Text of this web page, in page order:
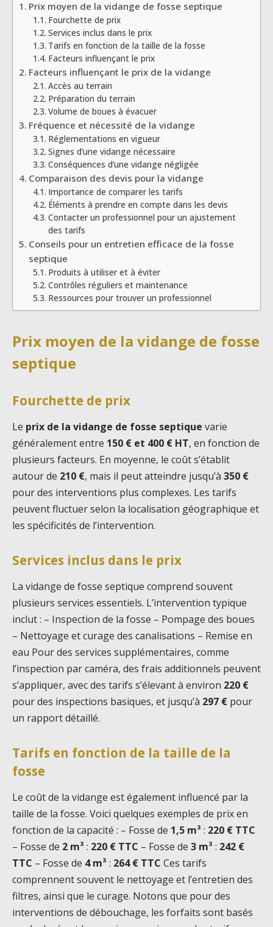
Prix moyen de la vidange de fosse septique
Fourchette de prix
Services inclus dans le prix
Tarifs en fonction de la taille de la fosse
Facteurs influençant le prix
Facteurs influençant le prix de la vidange
Accès au terrain
Préparation du terrain
Volume de boues à évacuer
Fréquence et nécessité de la vidange
Réglementations en vigueur
Signes d’une vidange nécessaire
Conséquences d’une vidange négligée
Comparaison des devis pour la vidange
Importance de comparer les tarifs
Éléments à prendre en compte dans les devis
Contacter un professionnel pour un ajustement
des tarifs
Conseils pour un entretien efficace de la fosse
septique
Produits à utiliser et à éviter
Contrôles réguliers et maintenance
Ressources pour trouver un professionnel
Prix moyen de la vidange de fosse
septique
Fourchette de prix
Le prix de la vidange de fosse septique varie
généralement entre 150 € et 400 € HT, en fonction de
plusieurs facteurs. En moyenne, le coût s’établit
autour de 210 €, mais il peut atteindre jusqu’à 350 €
pour des interventions plus complexes. Les tarifs
peuvent fluctuer selon la localisation géographique et
les spécificités de l’intervention.
Services inclus dans le prix
La vidange de fosse septique comprend souvent
plusieurs services essentiels. L’intervention typique
inclut : – Inspection de la fosse – Pompage des boues
– Nettoyage et curage des canalisations – Remise en
eau Pour des services supplémentaires, comme
l’inspection par caméra, des frais additionnels peuvent
s’appliquer, avec des tarifs s’élevant à environ 220 €
pour des inspections basiques, et jusqu’à 297 € pour
un rapport détaillé.
Tarifs en fonction de la taille de la
fosse
Le coût de la vidange est également influencé par la
taille de la fosse. Voici quelques exemples de prix en
fonction de la capacité : – Fosse de 1,5 m³ : 220 € TTC
– Fosse de 2 m³ : 220 € TTC – Fosse de 3 m³ : 242 €
TTC – Fosse de 4 m³ : 264 € TTC Ces tarifs
comprennent souvent le nettoyage et l’entretien des
filtres, ainsi que le curage. Notons que pour des
interventions de débouchage, les forfaits sont basés